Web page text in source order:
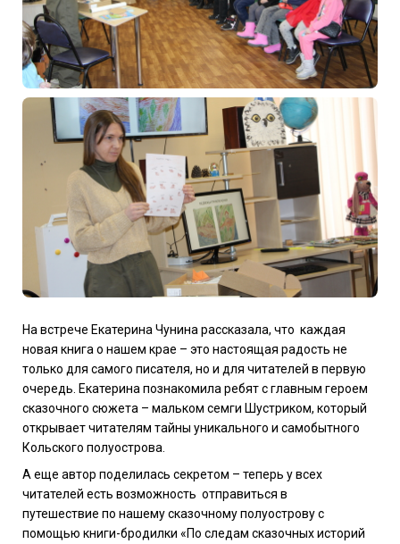
На встрече Екатерина Чунина рассказала, что каждая
новая книга о нашем крае – это настоящая радость не
только для самого писателя, но и для читателей в первую
очередь. Екатерина познакомила ребят с главным героем
сказочного сюжета – мальком семги Шустриком, который
открывает читателям тайны уникального и самобытного
Кольского полуострова.
А еще автор поделилась секретом – теперь у всех
читателей есть возможность отправиться в
путешествие по нашемусказочному полуострову с
помощью книги-бродилки «По следам сказочных историй